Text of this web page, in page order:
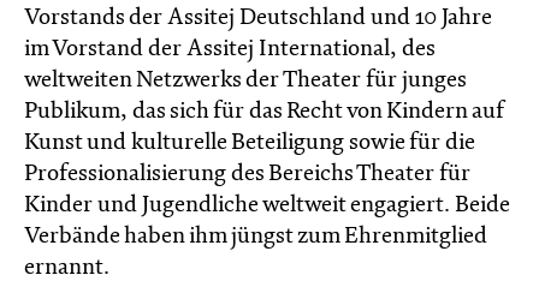
Vorstands der Assitej Deutschland und 10 Jahre
im Vorstand der Assitej International, des
weltweiten Netzwerks der Theater für junges
Publikum, das sich für das Recht von Kindern auf
Kunst und kulturelle Beteiligung sowie für die
Professionalisierung des Bereichs Theater für
Kinder und Jugendliche weltweit engagiert. Beide
Verbände haben ihm jüngst zum Ehrenmitglied
ernannt.